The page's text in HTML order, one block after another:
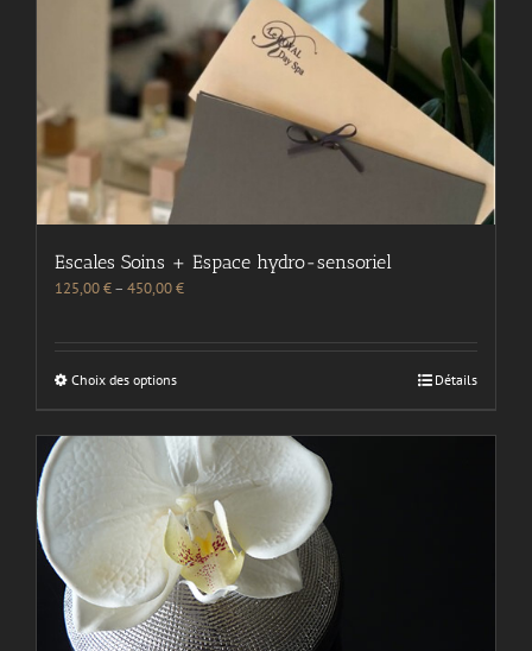
Escales Soins + Espace hydro-sensoriel
125,00€– 450,00€
Choix des options Détails